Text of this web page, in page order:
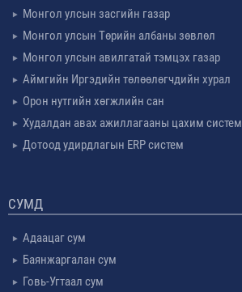
Монгол улсын засгийн газар
Монгол улсын Төрийн албаны зөвлөл
Монгол улсын авилгатай тэмцэх газар
Аймгийн Иргэдийн төлөөлөгчдийн хурал
Орон нутгийн хөгжлийн сан
Худалдан авах ажиллагааны цахим систем
Дотоод удирдлагын ERP систем
СУМД
Адаацаг сум
Баянжаргалан сум
Говь-Угтаал сум